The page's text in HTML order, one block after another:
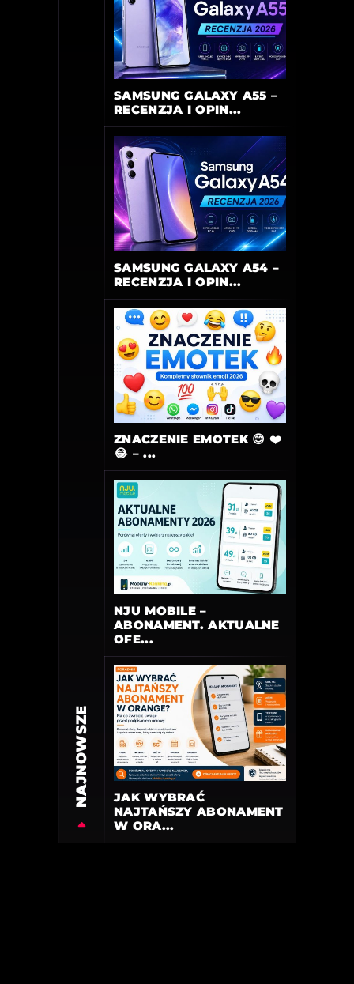
NAJNOWSZE
SAMSUNG GALAXY A55 –
RECENZJA I OPIN...
SAMSUNG GALAXY A54 –
RECENZJA I OPIN...
ZNACZENIE EMOTEK 😊 ❤️
😂 – ...
NJU MOBILE –
ABONAMENT. AKTUALNE
OFE...
JAK WYBRAĆ
NAJTAŃSZY ABONAMENT
W ORA...